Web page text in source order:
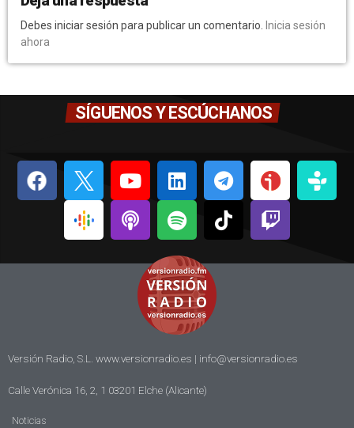
Debes iniciar sesión para publicar un comentario.
Inicia sesión
ahora
SÍGUENOS Y ESCÚCHANOS
Versión Radio, S.L. www.versionradio.es | info@versionradio.es
Calle Verónica 16, 2, 1 03201 Elche (Alicante)
Noticias